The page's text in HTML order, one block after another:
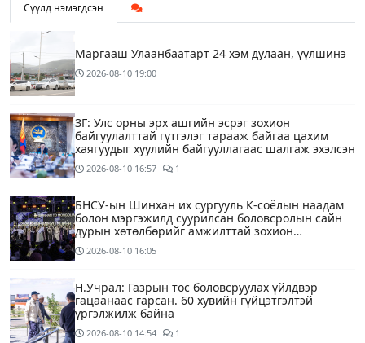
Сүүлд нэмэгдсэн
Маргааш Улаанбаатарт 24 хэм дулаан, үүлшинэ
2026-08-10 19:00
ЗГ: Улс орны эрх ашгийн эсрэг зохион
байгуулалттай гүтгэлэг тарааж байгаа цахим
хаягуудыг хуулийн байгууллагаас шалгаж эхэлсэн
2026-08-10 16:57 1
БНСУ-ын Шинхан их сургууль К-соёлын наадам
болон мэргэжилд суурилсан боловсролын сайн
дурын хөтөлбөрийг амжилттай зохион
байгууллаа
2026-08-10 16:05
Н.Учрал: Газрын тос боловсруулах үйлдвэр
гацаанаас гарсан. 60 хувийн гүйцэтгэлтэй
үргэлжилж байна
2026-08-10 14:54 1